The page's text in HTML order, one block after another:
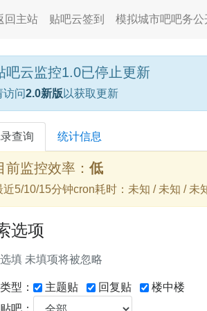
回主站 贴吧云签到 模拟城市吧吧务公
吧云监控1.0已停止更新
访问2.0新版 以获取更新
查询 统计信息
前监控效率： 低
近5/10/15分钟cron耗时：未知 / 未知 / 未
选项
填 未填项将被忽略
型： 主题贴 回复贴
楼中楼
吧：